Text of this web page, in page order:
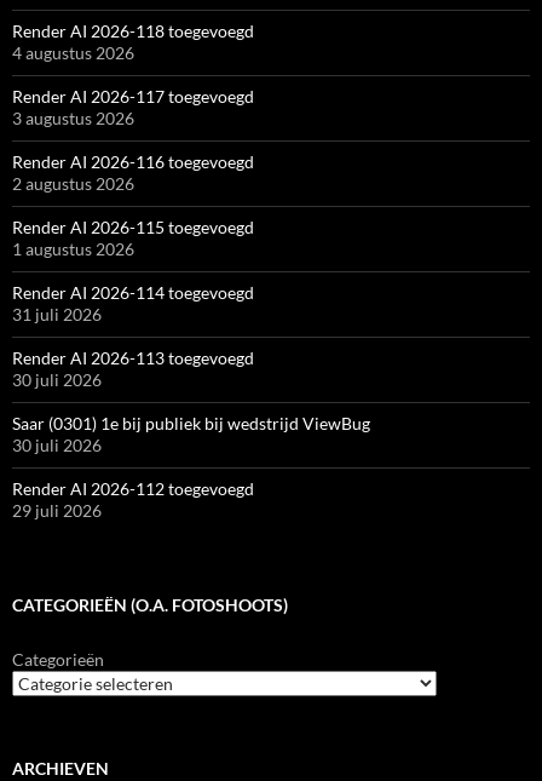
Render AI 2026-118 toegevoegd
4 augustus 2026
Render AI 2026-117 toegevoegd
3 augustus 2026
Render AI 2026-116 toegevoegd
2 augustus 2026
Render AI 2026-115 toegevoegd
1 augustus 2026
Render AI 2026-114 toegevoegd
31 juli 2026
Render AI 2026-113 toegevoegd
30 juli 2026
Saar (0301) 1e bij publiek bij wedstrijd ViewBug
30 juli 2026
Render AI 2026-112 toegevoegd
29 juli 2026
CATEGORIEËN (O.A. FOTOSHOOTS)
Categorieën
ARCHIEVEN